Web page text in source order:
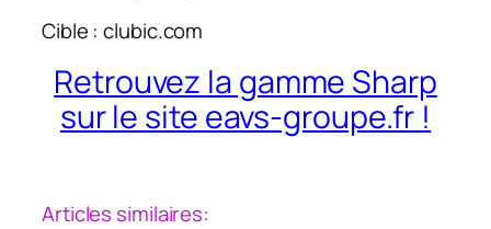
Cible : clubic.com
Retrouvez la gamme Sharp
sur le site eavs-groupe.fr !
Articles similaires: